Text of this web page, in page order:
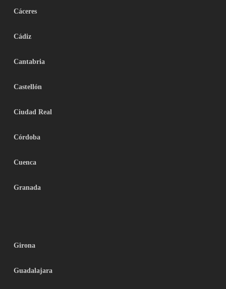
Cáceres
Cádiz
Cantabria
Castellón
Ciudad Real
Córdoba
Cuenca
Granada
Girona
Guadalajara